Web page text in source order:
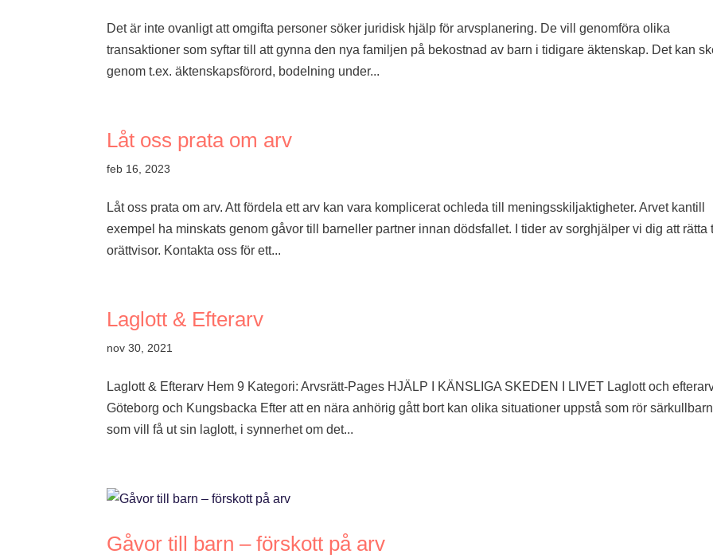
Det är inte ovanligt att omgifta personer söker juridisk hjälp för arvsplanering. De vill genomföra olika
transaktioner som syftar till att gynna den nya familjen på bekostnad av barn i tidigare äktenskap. Det kan
genom t.ex. äktenskapsförord, bodelning under...
Låt oss prata om arv
feb 16, 2023
Låt oss prata om arv. Att fördela ett arv kan vara komplicerat ochleda till meningsskiljaktigheter. Arvet kantill
exempel ha minskats genom gåvor till barneller partner innan dödsfallet. I tider av sorghjälper vi dig att rätta
orättvisor. Kontakta oss för ett...
Laglott & Efterarv
nov 30, 2021
Laglott & Efterarv Hem 9 Kategori: Arvsrätt-Pages HJÄLP I KÄNSLIGA SKEDEN I LIVET Laglott och
Göteborg och Kungsbacka Efter att en nära anhörig gått bort kan olika situationer uppstå som rör särkullbarn
som vill få ut sin laglott, i synnerhet om det...
Gåvor till barn – förskott på arv